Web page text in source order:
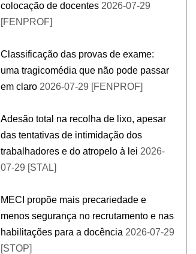
colocação de docentes 2026-07-29
[FENPROF]
Classificação das provas de exame:
uma tragicomédia que não pode passar
em claro 2026-07-29 [FENPROF]
Adesão total na recolha de lixo, apesar
das tentativas de intimidação dos
trabalhadores e do atropelo à lei 2026-
07-29 [STAL]
MECI propõe mais precariedade e
menos segurança no recrutamento e nas
habilitações para a docência 2026-07-29
[STOP]